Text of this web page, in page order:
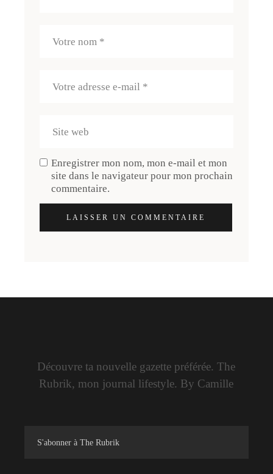
Enregistrer mon nom, mon e-mail et mon
site dans le navigateur pour mon prochain
commentaire.
LAISSER UN COMMENTAIRE
Découvre ta nouvelle gazette préférée. The
Rubrik, mon journal lifestyle. By Camille